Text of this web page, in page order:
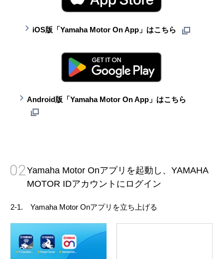
iOS版「Yamaha Motor On App」はこちら
Android版「Yamaha Motor On App」はこちら
02Yamaha Motor Onアプリを起動し、YAMAHA
MOTOR IDアカウントにログイン
2-1. Yamaha Motor Onアプリを立ち上げる